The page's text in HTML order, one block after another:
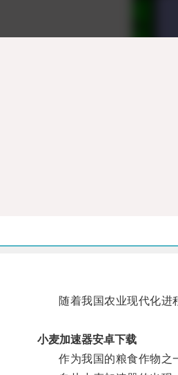
随着我国农业现代化进程
小麦加速器安卓下载
作为我国的粮食作物之一